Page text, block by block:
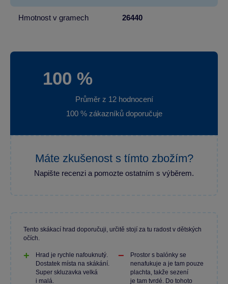
Hmotnost v gramech 26440
100 %
Průměr z 12 hodnocení
100 % zákazníků doporučuje
Máte zkušenost s tímto zbožím?
Napište recenzi a pomozte ostatním s výběrem.
Tento skákací hrad doporučuji, určitě stojí za tu radost v dětských
očích.
Hrad je rychle nafouknutý.
Dostatek místa na skákání.
Super skluzavka velká
i malá.
Prostor s balónky se
nenafukuje a je tam pouze
plachta, takže sezení
je tam tvrdé. Do tohoto